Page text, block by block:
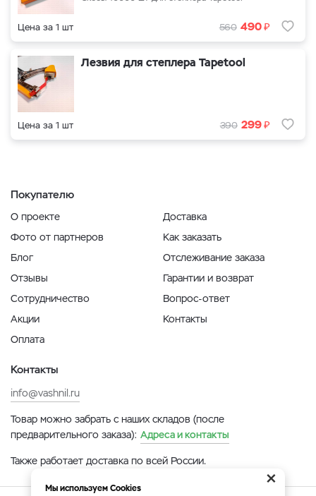
Цена за 1 шт 560 490₽
Лезвия для степлера Tapetool
Цена за 1 шт 390 299₽
Покупателю
О проекте
Фото от партнеров
Блог
Отзывы
Сотрудничество
Акции
Оплата
Доставка
Как заказать
Отслеживание заказа
Гарантии и возврат
Вопрос-ответ
Контакты
Контакты
info@vashnil.ru
Товар можно забрать с наших складов (после
предварительного заказа): Адреса и контакты
Также работает доставка по всей России.
×
Мы используем Cookies